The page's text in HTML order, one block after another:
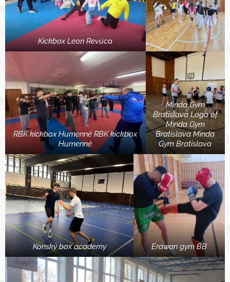
Kickbox Leon Revúca
RBK kickbox Humenné RBK kickbox
Humenné
Minda Gym
Bratislava Logo of
Minda Gym
Bratislava Minda
Gym Bratislava
Konský box academy Erawan gym BB